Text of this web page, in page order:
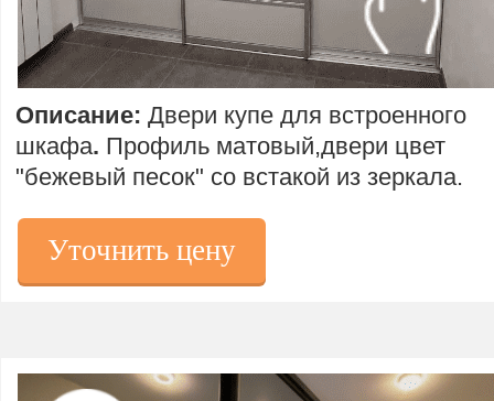
Уточнить цену
Описание: Двери купе для встроенного
шкафа. Профиль матовый,двери цвет
"бежевый песок" со встакой из зеркала.